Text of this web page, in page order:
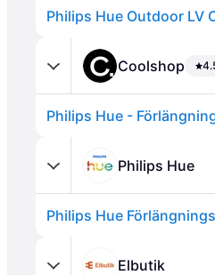
Philips Hue Outdoor LV
Coolshop
Philips Hue
Elbutik